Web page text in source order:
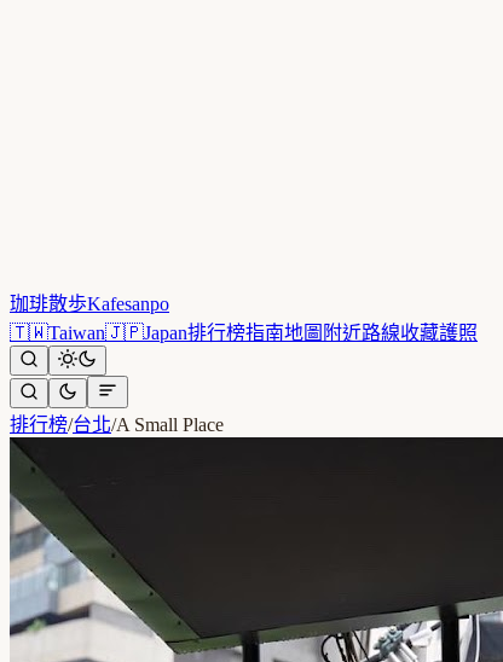
珈琲散歩Kafesanpo
🇹🇼Taiwan🇯🇵Japan排行榜指南地圖 附近路線收藏護照
排行榜/台北/A Small Place